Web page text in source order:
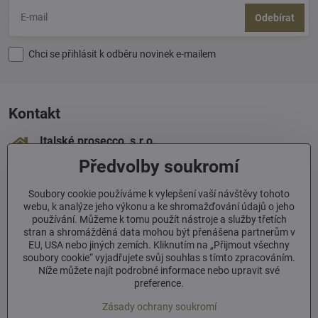
Odebírat
Chci se přihlásit k odběru novinek e-mailem
Kontakt
Italské prosecco, s​.r​.o​.
100 00 Praha 10
+420 603 293 060
info​@italskeprosecco​.cz
Informace
Předvolby soukromí
Soubory cookie používáme k vylepšení vaší návštěvy tohoto
webu, k analýze jeho výkonu a ke shromažďování údajů o jeho
používání. Můžeme k tomu použít nástroje a služby třetích
stran a shromážděná data mohou být přenášena partnerům v
EU, USA nebo jiných zemích. Kliknutím na „Přijmout všechny
soubory cookie“ vyjadřujete svůj souhlas s tímto zpracováním.
Níže můžete najít podrobné informace nebo upravit své
preference.
Zásady ochrany soukromí